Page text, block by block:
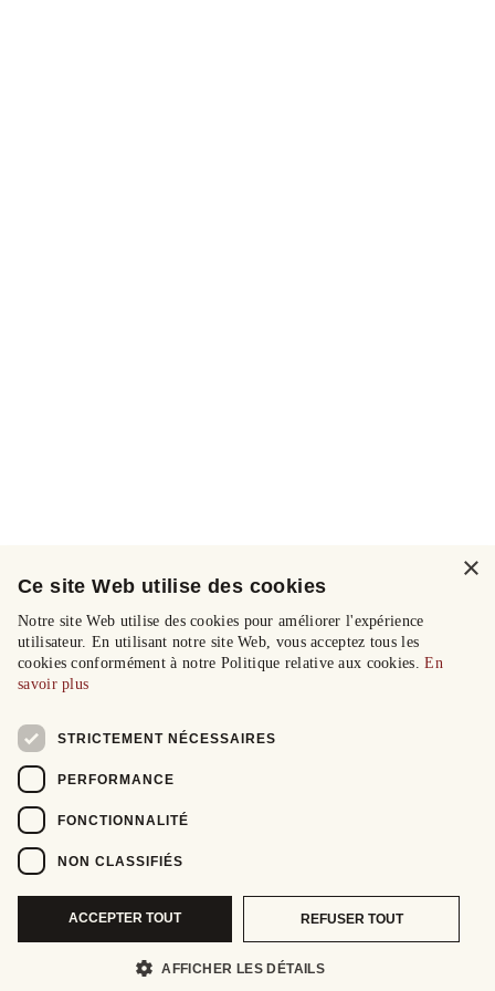
×
Ce site Web utilise des cookies
Notre site Web utilise des cookies pour améliorer l'expérience
utilisateur. En utilisant notre site Web, vous acceptez tous les
cookies conformément à notre Politique relative aux cookies.En
savoir plus
STRICTEMENT NÉCESSAIRES
PERFORMANCE
FONCTIONNALITÉ
NON CLASSIFIÉS
ACCEPTER TOUT REFUSER TOUT
AFFICHER LES DÉTAILS